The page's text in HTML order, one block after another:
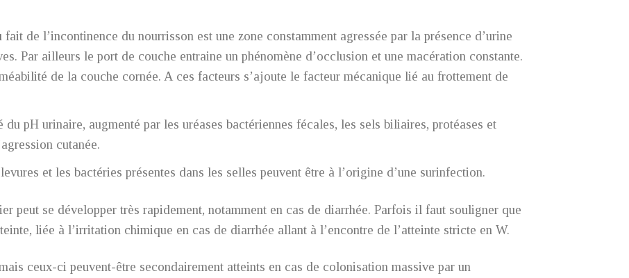
de l’incontinence du nourrisson est une zone constamment agressée par la présence d’urine
Par ailleurs le port de couche entraine un phénomène d’occlusion et une macération constante.
de la couche cornée. A ces facteurs s’ajoute le facteur mécanique lié au frottement de
pH urinaire, augmenté par les uréases bactériennes fécales, les sels biliaires, protéases et
cutanée.
et les bactéries présentes dans les selles peuvent être à l’origine d’une surinfection.
peut se développer très rapidement, notamment en cas de diarrhée. Parfois il faut souligner que
liée à l’irritation chimique en cas de diarrhée allant à l’encontre de l’atteinte stricte en W.
ceux-ci peuvent-être secondairement atteints en cas de colonisation massive par un